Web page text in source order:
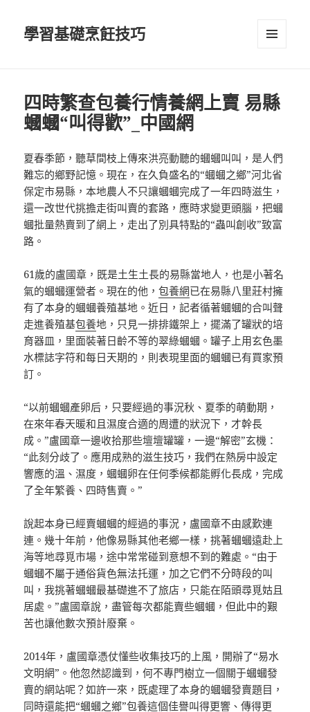
學習基礎烹飪技巧
四時繁查包養行情養網上賣 易縣
蟈蟈“叫得歡”_中國網
夏春季節，聽草間枝上傳來洪亮動聽的蟈蟈叫叫，是人們
難忘的鄉野記憶。現在，在久負盛名的“蟈蟈之鄉”河北省
保定市易縣，本地農人不只讓蟈蟈完成了一年四時滋生，
還一改世代挑擔走街叫賣的套路，應時求變更頭腦，把蟈
蟈批量熱賣到了網上，走出了別具特點的“蟲叫創收”致富
路。
61歲的盧國章，既是土生土長的易縣當地人，也是小著名
氣的蟈蟈運營者。現在的他，包養網已在易縣八里莊村擁
有了本身的蟈蟈養殖基地。近日，記者循著蟈蟈的合叫聲
走進養殖基包養地，只見一排排鐵架上，擺滿了罐狀的培
育器皿，里面裝著日齡不等的翠綠蟈蟈。罐子上用玄色墨
水標誌字符和每日天期的，則表現里面的蟈蟈已有買家預
訂。
“以前蟈蟈產卵后，只要經過的事況秋、夏季的萌動期，
在來年春天暖和且濕度合適的周遭的狀況下，才幹長
成。”盧國章一邊收拾那些壇壇罐罐，一邊“解密”玄機：
“此刻分歧了。應用成熟的滋生技巧，我們在熱房中設定
響應的溫、濕度，蟈蟈卵在任何季候都能孵化長成，完成
了全年繁養、四時售賣。”
說起本身已經賣蟈蟈的經過的事況，盧國章不由感歎連
連。幾十年前，他像易縣其他老鄉一樣，挑著蟈蟈遠赴上
海等地尋覓市場，途中常常碰到意想不到的難處。“由于
蟈蟈不屬于通俗貨色無法托運，加之它們不分時段的叫
叫，我挑著蟈蟈最基礎進不了旅店，只能在陌頭尋覓姑且
居處。”盧國章說，盡管每次都能賣些蟈蟈，但此中的艱
苦也讓他數次預計廢棄。
2014年，盧國章憑仗懂些收集技巧的上風，開辦了“易水
文明網”。他忽然認識到，何不專門樹立一個關于蟈蟈發
賣的網站呢？如許一來，既處理了本身的蟈蟈發賣題目，
同時還能把“蟈蟈之鄉”包養這個佳譽叫得更響、傳得更